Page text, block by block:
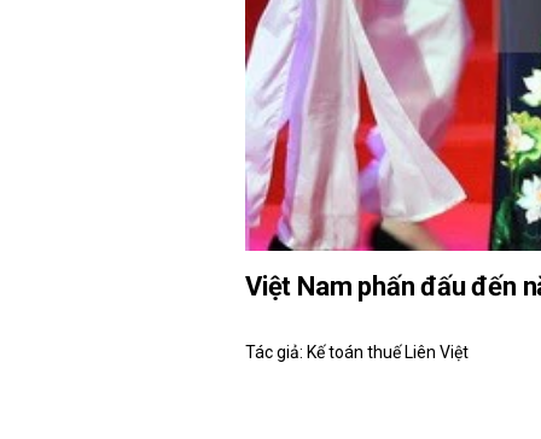
Việt Nam phấn đấu đến
Tác giả: Kế toán thuế Liên Việt